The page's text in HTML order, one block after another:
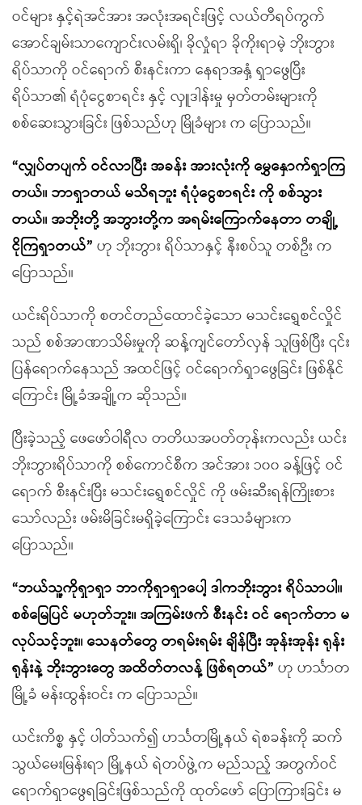
ဝင်များ နှင့်ရဲအင်အား အလုံးအရင်းဖြင့် လယ်တီရပ်ကွက်
အောင်ချမ်းသာကျောင်းလမ်းရှိ၊ ခိုလှုံရာ ခိုကိုးရာမဲ့ ဘိုးဘွား
ရိပ်သာကို ဝင်ရောက် စီးနင်းကာ နေရာအနှံ့ ရှာဖွေပြီး
ရိပ်သာ၏ ရံပုံငွေစာရင်း နှင့် လှူဒါန်းမှု မှတ်တမ်းများကို
စစ်ဆေးသွားခြင်း ဖြစ်သည်ဟု မြိုခံများ က ပြောသည်။
“လျှပ်တပျက် ဝင်လာပြီး အခန်း အားလုံးကို မွှေနှောက်ရှာကြ
တယ်။ ဘာရှာတယ် မသိရဘူး ရံပုံငွေစာရင်း ကို စစ်သွား
တယ်။ အဘိုးတို့ အဘွားတို့က အရမ်းကြောက်နေတာ တချို့
ငိုကြရှာတယ်” ဟု ဘိုးဘွား ရိပ်သာနှင့် နီးစပ်သူ တစ်ဦး က
ပြောသည်။
ယင်းရိပ်သာကို စတင်တည်ထောင်ခဲ့သော မသင်းရွှေစင်လှိုင်
သည် စစ်အာဏာသိမ်းမှုကို ဆန့်ကျင်တော်လှန် သူဖြစ်ပြီး ၎င်း
ပြန်ရောက်နေသည် အထင်ဖြင့် ဝင်ရောက်ရှာဖွေခြင်း ဖြစ်နိုင်
ကြောင်း မြို့ခံအချို့က ဆိုသည်။
ပြီးခဲ့သည့် ဖေဖော်ဝါရီလ တတိယအပတ်တုန်းကလည်း ယင်း
ဘိုးဘွားရိပ်သာကို စစ်ကောင်စီက အင်အား ၁၀၀ ခန့်ဖြင့် ဝင်
ရောက် စီးနင်းပြီး မသင်းရွှေစင်လှိုင် ကို ဖမ်းဆီးရန်ကြိုးစား
သော်လည်း ဖမ်းမိခြင်းမရှိခဲ့ကြောင်း ဒေသခံများက
ပြောသည်။
“ဘယ်သူ့ကိုရှာရှာ ဘာကိုရှာရှာပေါ့ ဒါကဘိုးဘွား ရိပ်သာပါ။
စစ်မြေပြင် မဟုတ်ဘူး။ အကြမ်းဖက် စီးနင်း ဝင် ရောက်တာ မ
လုပ်သင့်ဘူး။ သေနတ်တွေ တရမ်းရမ်း ချိန်ပြီး အုန်းအုန်း ရုန်း
ရုန်းနဲ့ ဘိုးဘွားတွေ အထိတ်တလန့် ဖြစ်ရတယ်” ဟု ဟင်္သာတ
မြို့ခံ မန်းထွန်းဝင်း က ပြောသည်။
ယင်းကိစ္စ နှင့် ပါတ်သက်၍ ဟင်္သတမြို့နယ် ရဲစခန်းကို ဆက်
သွယ်မေးမြန်းရာ မြို့နယ် ရဲတပ်ဖွဲ့က မည်သည့် အတွက်ဝင်
ရောက်ရှာဖွေရခြင်းဖြစ်သည်ကို ထုတ်ဖော် ပြောကြားခြင်း မ